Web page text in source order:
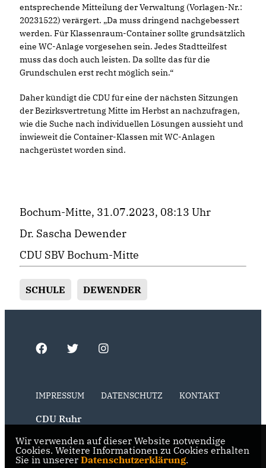
entsprechende Mitteilung der Verwaltung (Vorlagen-Nr.:
20231522) verärgert. „Da muss dringend nachgebessert
werden. Für Klassenraum-Container sollte grundsätzlich
eine WC-Anlage vorgesehen sein. Jedes Stadtteilfest
muss das doch auch leisten. Da sollte das für die
Grundschulen erst recht möglich sein.“
Daher kündigt die CDU für eine der nächsten Sitzungen
der Bezirksvertretung Mitte im Herbst an nachzufragen,
wie die Suche nach individuellen Lösungen aussieht und
inwieweit die Container-Klassen mit WC-Anlagen
nachgerüstet worden sind.
Bochum-Mitte, 31.07.2023, 08:13 Uhr
Dr. Sascha Dewender
CDU SBV Bochum-Mitte
SCHULE DEWENDER
IMPRESSUM DATENSCHUTZ KONTAKT
CDU Ruhr
CDU NRW
Wir verwenden auf dieser Website notwendige
Cookies. Weitere Informationen zu Cookies erhalten
Sie in unserer Datenschutzerklärung.